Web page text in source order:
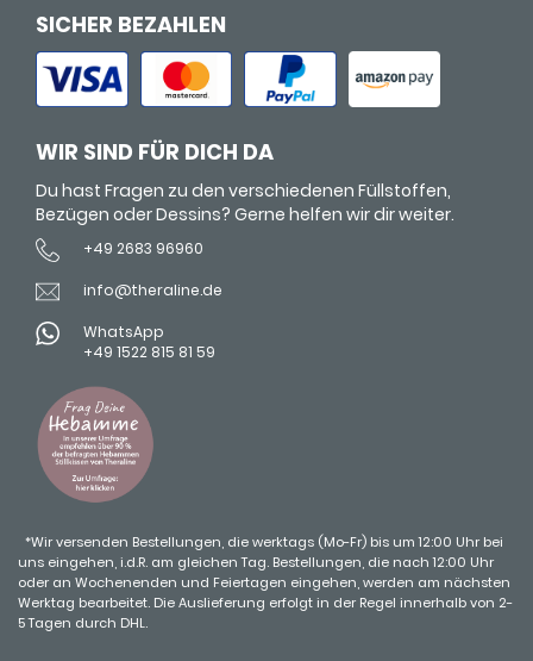
SICHER BEZAHLEN
WIR SIND FÜR DICH DA
Du hast Fragen zu den verschiedenen Füllstoffen,
Bezügen oder Dessins? Gerne helfen wir dir weiter.
+49 2683 96960
info@theraline.de
WhatsApp
+49 1522 815 81 59
*Wir versenden Bestellungen, die werktags (Mo-Fr) bis um 12:00 Uhr bei
uns eingehen, i.d.R. am gleichen Tag. Bestellungen, die nach 12:00 Uhr
oder an Wochenenden und Feiertagen eingehen, werden am nächsten
Werktag bearbeitet. Die Auslieferung erfolgt in der Regel innerhalb von 2-
5 Tagen durch DHL.